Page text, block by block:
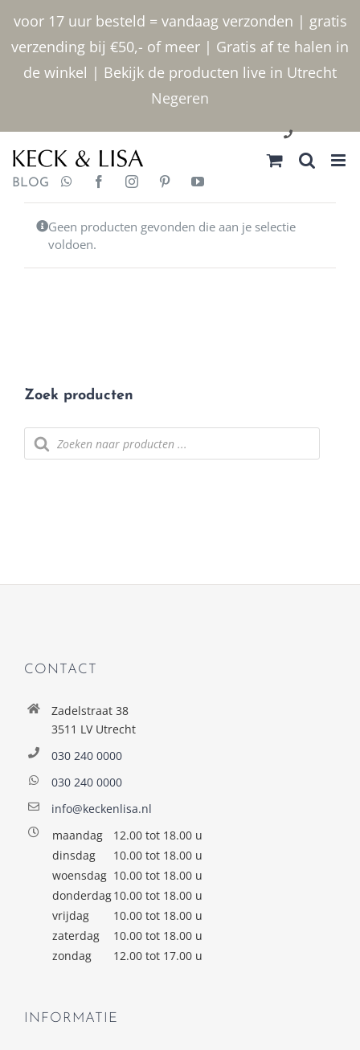
voor 17 uur besteld = vandaag verzonden | gratis
verzending bij €50,- of meer | Gratis af te halen in
de winkel | Bekijk de producten live in Utrecht
Negeren
inhoud
030 2400000
BLOG
Geen producten gevonden die aan je selectie
voldoen.
Zoek producten
Producten
zoeken
CONTACT
Zadelstraat 38
3511 LV Utrecht
030 240 0000
030 240 0000
info@keckenlisa.nl
maandag
12.00 tot 18.00 u
dinsdag
10.00 tot 18.00 u
woensdag 10.00 tot 18.00 u
donderdag10.00 tot 18.00 u
vrijdag
10.00 tot 18.00 u
zaterdag
10.00 tot 18.00 u
zondag
12.00 tot 17.00 u
INFORMATIE